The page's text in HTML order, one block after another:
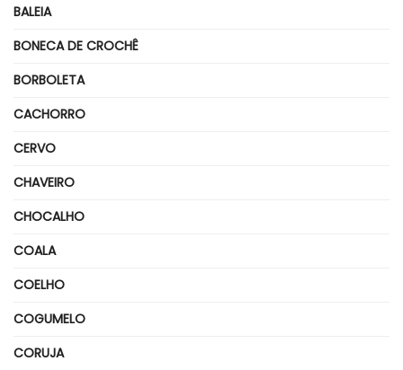
BALEIA
BONECA DE CROCHÊ
BORBOLETA
CACHORRO
CERVO
CHAVEIRO
CHOCALHO
COALA
COELHO
COGUMELO
CORUJA